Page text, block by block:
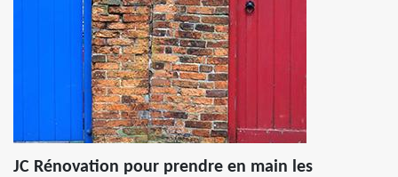
JC Rénovation pour prendre en main les